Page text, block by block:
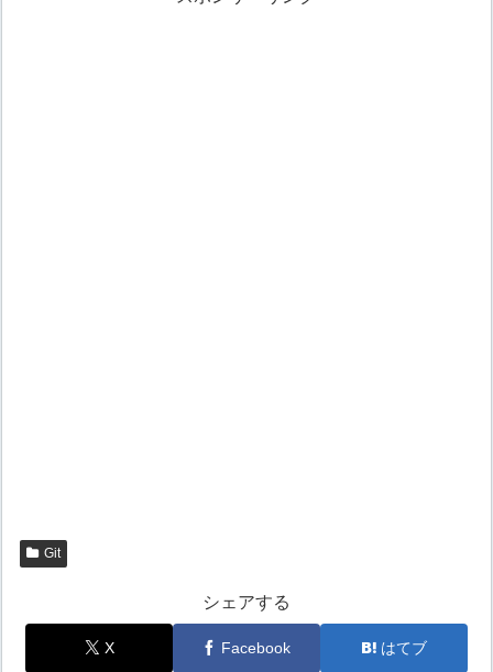
Git
シェアする
X Facebook はてブ